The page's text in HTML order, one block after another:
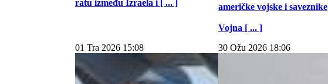
ratu između Izraela i [ ... ]
američke vojske i saveznike
Vojna [ ... ]
01 Tra 2026 15:08 30 Ožu 2026 18:06